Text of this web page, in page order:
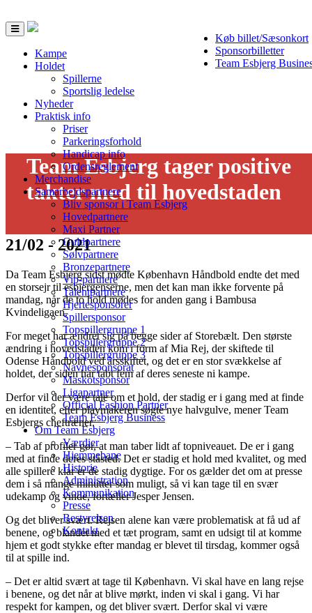
Køb billet/Sæsonkort
Sponsorbilletter
Team Esbjerg
Toggle
navigation
Kampe
Holdet
Spillerne
Sportslig ledelse
Nyheder
Praktisk info
Priser
Parkeringsforhold
Handicap info
Ordensreglement
Merchandise
Samarbejdspartnere
Bliv sponsor i Team Esbjerg
Hovedpartnere
Maxi Partner
Guldpartnere
Sølvpartnere
Bronzepartnere
Vip-partnere
Talentpartnere
Hjertesponsorer
Spillersponsor
Topspillergruppe 1
Topspillergruppe 2
Topspillergruppe 3
Navnesponsorat
Maskotsponsor
Ligapartner
Official Fashion Partner
Team Esbjerg Business
Om Team Esbjerg
Værdier
Hjemmebane
Historie
Administration
Kommunikation
Presse
Bestyrelsen
Kontakt
Team Esbjerg tager positive
takter med til hovedstaden
21/02 - 2021
Da Team Esbjerg sidst mødte København Håndbold endte det med
en storsejr til esbjergenserne, men det kan man ikke forvente på
mandag, når de to hold mødes for anden gang i Bambusa
Kvindeligaen.
For meget har ændret sig på begge sider af Storebælt. Den største
ændring i hovedstaden kom i form af Mia Rej, der skiftede til
Odense Håndbold ved årsskiftet, og det er en stor svækkelse af
holdet, der siden har tabt fem af deres seneste ni kampe.
Derfor vil der være tale om et hold, der stadig er i gang med at finde
en identitet, efter playmakeren søgte nye halvgulve, mener Team
Esbjergs cheftræner.
– Tab af profiler gør, at man taber lidt af topniveauet. De er i gang
med at finde deres ståsted. Det er stadig et hold med kvalitet, og med
alle spillere klar er de stadig dygtige. For os gælder det om at presse
dem i så mange minutter som muligt, så vi kan tage til en svær
udekamp og vinde, fortæller Jesper Jensen.
Og det bliver svært. Rejsen alene kan være problematisk at få ud af
benene, og blandet med et tæt program, samt en udsigt til at komme
hjem et godt stykke efter mandag er blevet til tirsdag, kommer også
til at spille ind.
– Det er altid svært at tage til København. Vi skal have en lang rejse
i benene, og det når at blive mørkt, inden vi skal i gang. Vi har
respekt for kampen, og det bliver svært. Derfor skal vi være